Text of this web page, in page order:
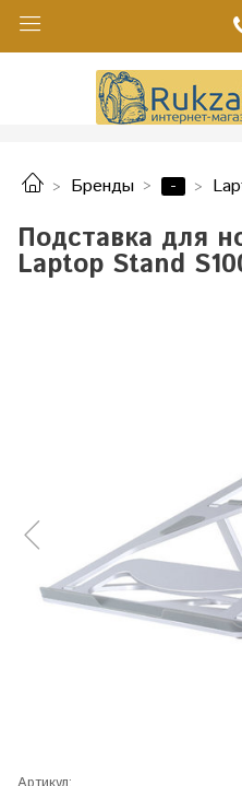
Бренды -
Подставка для
Laptop Stand